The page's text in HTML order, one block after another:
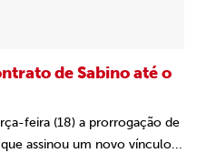
de Sabino até o
feira (18) a prorrogação de
assinou um novo vínculo...